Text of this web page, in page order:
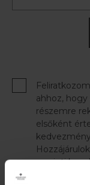
ahhoz,
részemre
elsőként
szerinti